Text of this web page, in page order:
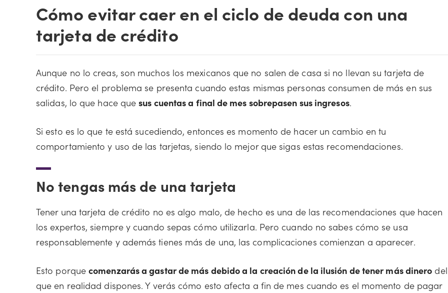
Cómo evitar caer en el ciclo de deuda con una
tarjeta de crédito
Aunque no lo creas, son muchos los mexicanos que no salen de casa si no llevan su tarjeta de
crédito. Pero el problema se presenta cuando estas mismas personas consumen de más en sus
salidas, lo que hace quesus cuentas a final de mes sobrepasen sus ingresos.
Si esto es lo que te está sucediendo, entonces es momento de hacer un cambio en tu
comportamiento y uso de las tarjetas, siendo lo mejor que sigas estas recomendaciones.
No tengas más de una tarjeta
Tener una tarjeta de crédito no es algo malo, de hecho es una de las recomendaciones que hacen
los expertos, siempre y cuando sepas cómo utilizarla. Pero cuando no sabes cómo se usa
responsablemente y además tienes más de una, las complicaciones comienzan a aparecer.
Esto porquecomenzarás a gastar de más debido a la creación de la ilusión de tener más dinero del
que en realidad dispones. Y verás cómo esto afecta a fin de mes cuando es el momento de pagar